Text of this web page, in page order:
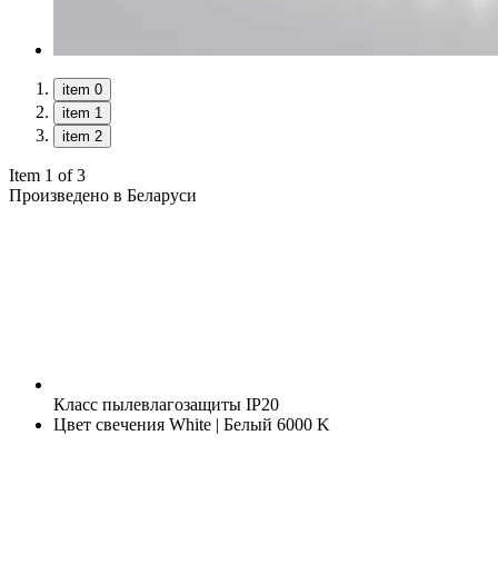
item 0
item 1
item 2
Item 1 of 3
Произведено в Беларуси
Класс пылевлагозащиты IP20
Цвет свечения White | Белый 6000 K